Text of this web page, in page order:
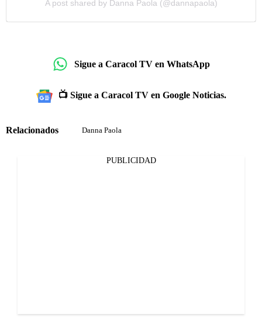
A post shared by Danna Paola (@dannapaola)
Sigue a Caracol TV en WhatsApp
📺 Sigue a Caracol TV en Google Noticias.
Relacionados Danna Paola
PUBLICIDAD